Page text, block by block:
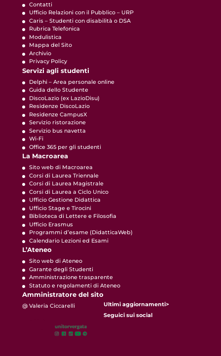
Contatti
Ufficio Relazioni con il Pubblico – URP
Caris – Studenti con disabilità o DSA
Rubrica Telefonica
Modulistica
Mappa del Sito
Archivio
Privacy Policy
Servizi agli studenti
Delphi – Area personale online
Guida dello Studente
DiscoLazio (ex LazioDisu)
Residenze DiscoLazio
Residenze CampusX
Servizio ristorazione
Servizio bus navetta
Wi-Fi
Office 365 per gli studenti
La Macroarea
Sito web di Macroarea
Corsi di Laurea Triennale
Corsi di Laurea Magistrale
Corsi di Laurea a Ciclo Unico
Ufficio Gestione Didattica
Ufficio Stage e Tirocini
Biblioteca di Lettere e Filosofia
Ufficio Erasmus
Programmi d’esame(DidatticaWeb)
Calendario Lezioni ed Esami
L’Ateneo
Sito web di Ateneo
Garante degli Studenti
Amministrazione trasparente
Statuto e regolamenti di Ateneo
Amministratore del sito
@ Valeria Ciccarelli
Ultimi aggiornamenti>
Seguici sui social